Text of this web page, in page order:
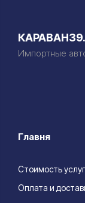
Импортные
Главня
Стоимость услуг
Оплата и